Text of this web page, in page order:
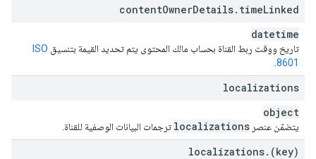
contentOwnerDetails. timeLinked
datetime
تاريخ ووقت ربط القناة بحساب مالك المحتوى يتم تحديد القيمة بتنسيق ISO
8601
localizations
object
يتضمّن عنصر localizations ترجمات البيانات الوصفية للقناة.
localizations. (key)